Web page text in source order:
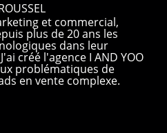
et commercial,
plus de 20 ans les
dans leur
créé l'agence I AND YOO
problématiques de
en vente complexe.